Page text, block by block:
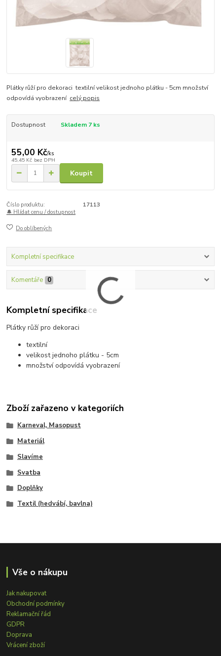
Plátky růží pro dekoraci textilní velikost jednoho plátku - 5cm množství
odpovídá vyobrazení celý popis
Dostupnost Skladem 7 ks
55,00 Kč/ks
45,45 Kč bez DPH
Koupit
Číslo produktu:
17113
🔔 Hlídat cenu / dostupnost
Do oblíbených
Kompletní specifikace
Komentáře 0
Kompletní specifikace
Plátky růží pro dekoraci
textilní
velikost jednoho plátku - 5cm
množství odpovídá vyobrazení
Zboží zařazeno v kategoriích
Karneval, Masopust
Materiál
Slavíme
Svatba
Doplňky
Textil (hedvábí, bavlna)
Vše o nákupu
Jak nakupovat
Obchodní podmínky
Reklamační řád
GDPR
Doprava
Vrácení zboží